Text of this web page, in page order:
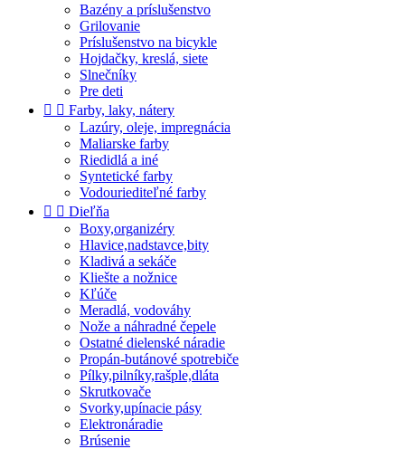
Bazény a príslušenstvo
Grilovanie
Príslušenstvo na bicykle
Hojdačky, kreslá, siete
Slnečníky
Pre deti
  Farby, laky, nátery
Lazúry, oleje, impregnácia
Maliarske farby
Riedidlá a iné
Syntetické farby
Vodouriediteľné farby
  Dieľňa
Boxy,organizéry
Hlavice,nadstavce,bity
Kladivá a sekáče
Kliešte a nožnice
Kľúče
Meradlá, vodováhy
Nože a náhradné čepele
Ostatné dielenské náradie
Propán-butánové spotrebiče
Pílky,pilníky,rašple,dláta
Skrutkovače
Svorky,upínacie pásy
Elektronáradie
Brúsenie